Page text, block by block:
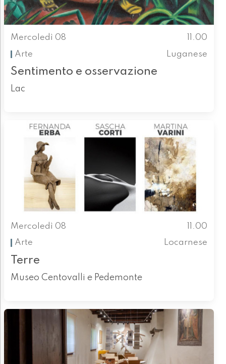
Mercoledì 08
11.00
Arte
Luganese
Sentimento e osservazione
Lac
Mercoledì 08
11.00
Arte
Locarnese
Terre
Museo Centovalli e Pedemonte